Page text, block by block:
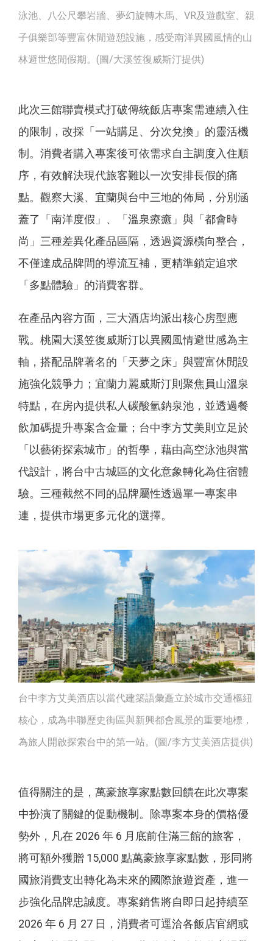
泳池、八公尺攀岩牆、夢幻旋轉木馬、VR及遊戲室、親
子俱樂部等豐富休閒遊憩設施，感受南洋異國風情的山
林避世悠閒假期。(圖/大溪笠復威斯汀提供)
此次三館聯賣模式打破傳統飯店專案需連續入住
的限制，改採「一站購足、分次兌換」的靈活機
制。消費者購入專案後可依需求自主調度入住順
序，有效解決現代旅客難以一次安排長假的痛
點。觀察大溪、宜蘭與台中三地的佈局，分別涵
蓋了「南洋度假」、「溫泉療癒」與「都會時
尚」三種差異化產品區隔，透過資源橫向整合，
不僅達成品牌間的導流互補，更精準鎖定追求
「多點體驗」的消費客群。
在產品內容方面，三大酒店均派出核心房型應
戰。桃園大溪笠復威斯汀以異國風情避世感為主
軸，搭配品牌著名的「天夢之床」與豐富休閒設
施強化競爭力；宜蘭力麗威斯汀則聚焦員山溫泉
特點，在房內提供私人碳酸氫鈉泉池，並透過餐
飲加碼提升專案含金量；台中李方艾美則立足於
「以藝術探索城市」的哲學，藉由高空泳池與當
代設計，將台中古城區的文化意象轉化為住宿體
驗。三種截然不同的品牌屬性透過單一專案串
連，提供市場更多元化的選擇。
台中李方艾美酒店以當代建築語彙矗立於城市交通樞紐
核心，成為串聯歷史街區與新興都會風景的重要地標，
為旅人開啟探索台中的第一站。(圖/李方艾美酒店提供)
值得關注的是，萬豪旅享家點數回饋在此次專案
中扮演了關鍵的促動機制。除專案本身的價格優
勢外，凡在 2026 年 6 月底前住滿三館的旅客，
將可額外獲贈 15,000 點萬豪旅享家點數，形同將
國旅消費支出轉化為未來的國際旅遊資產，進一
步強化品牌忠誠度。專案銷售將自即日起持續至
2026 年 6 月 27 日，消費者可逕洽各飯店官網或